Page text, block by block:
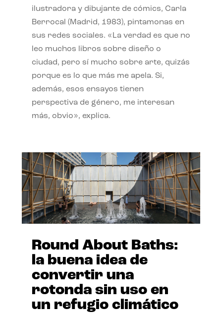
ilustradora y dibujante de cómics, Carla
Berrocal (Madrid, 1983), pintamonas en
sus redes sociales. «La verdad es que no
leo muchos libros sobre diseño o
ciudad, pero sí mucho sobre arte, quizás
porque es lo que más me apela. Si,
además, esos ensayos tienen
perspectiva de género, me interesan
más, obvio», explica.
Round About Baths:
la buena idea de
convertir una
rotonda sin uso en
un refugio climático